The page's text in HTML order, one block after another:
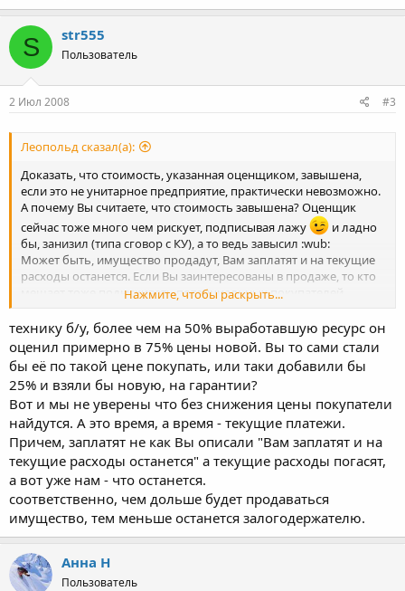
S str555
Пользователь
2 Июл 2008 #3
Леопольд сказал(а):
Доказать, что стоимость, указанная оценщиком, завышена,
если это не унитарное предприятие, практически невозможно.
А почему Вы считаете, что стоимость завышена? Оценщик
сейчас тоже много чем рискует, подписывая лажу
и ладно
бы, занизил (типа сговор с КУ), а то ведь завысил :wub:
Может быть, имущество продадут, Вам заплатят и на текущие
расходы останется. Если Вы заинтересованы в продаже, то кто
мешает тоже подыскивать потенциальных покупателей
конкурсному управляющему?
Нажмите, чтобы раскрыть...
технику б/у, более чем на 50% выработавшую ресурс он
оценил примерно в 75% цены новой. Вы то сами стали
бы её по такой цене покупать, или таки добавили бы
25% и взяли бы новую, на гарантии?
Вот и мы не уверены что без снижения цены покупатели
найдутся. А это время, а время - текущие платежи.
Причем, заплатят не как Вы описали "Вам заплатят и на
текущие расходы останется" а текущие расходы погасят,
а вот уже нам - что останется.
соответственно, чем дольше будет продаваться
имущество, тем меньше останется залогодержателю.
Анна Н
Пользователь